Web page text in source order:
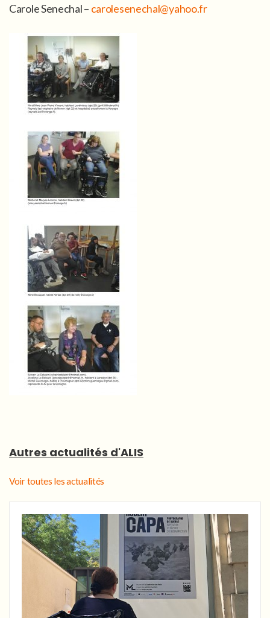
Carole Senechal – carolesenechal@yahoo.fr
Autres actualités d'ALIS
Voir toutes les actualités